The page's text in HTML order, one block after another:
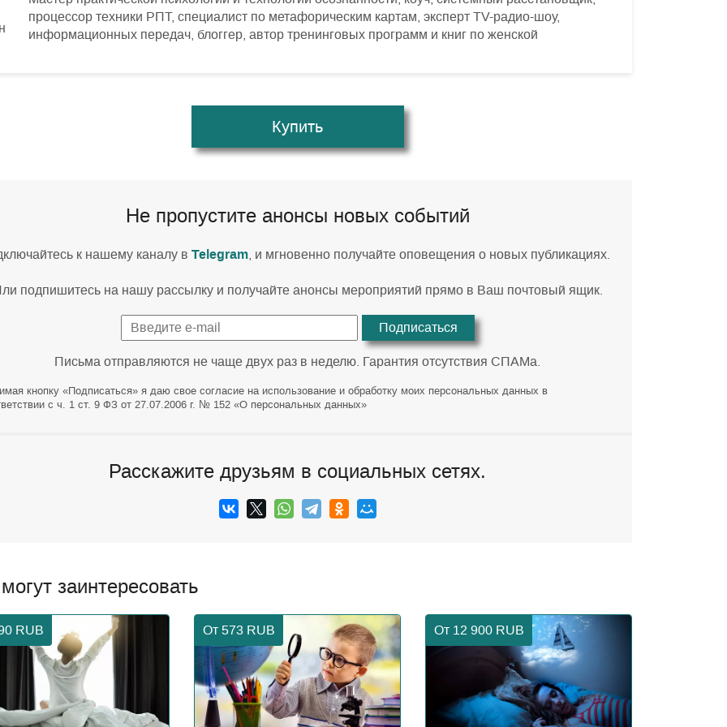
процессор техники РПТ, специалист по метафорическим картам, эксперт TV-радио-шоу,
информационных передач, блоггер, автор тренинговых программ и книг по женской
Купить
Не пропустите анонсы новых событий
к нашему каналу в Telegram, и мгновенно получайте оповещения о новых публикациях.
подпишитесь на нашу рассылку и получайте анонсы мероприятий прямо в Ваш почтовый ящик.
Подписаться
Письма отправляются не чаще двух раз в неделю. Гарантия отсутствия СПАМа.
кнопку «Подписаться» я даю свое согласие на использование и обработку моих персональных данных в
с ч. 1 ст. 9 ФЗ от 27.07.2006 г. № 152 «О персональных данных»
Расскажите друзьям в социальных сетях.
заинтересовать
RUB От 573 RUB От 12 900 RUB